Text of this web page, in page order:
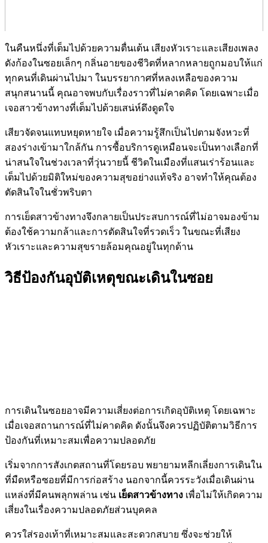
ในคืนหนึ่งที่เต็มไปด้วยความตื่นเต้น เสียงหัวเราะและเสียงเพลง
ดังก้องในซอยเล็กๆ กลิ่นอายของชีวิตที่หลากหลายถูกมอบให้แก่
ทุกคนที่เดินผ่านไปมา ในบรรยากาศที่หลงเหลือของความ
สนุกสนานนี้ คุณอาจพบกับเรื่องราวที่ไม่คาดคิด โดยเฉพาะเมื่อ
เจอสาวข้างทางที่เต็มไปด้วยเสน่ห์ดึงดูดใจ
เสียวจัดจนแทบหยุดหายใจ เมื่อความรู้สึกเป็นไปตามจังหวะที่
สองร่างเข้ามาใกล้กัน การซื้อบริการดูเหมือนจะเป็นทางเลือกที่
น่าสนใจในช่วงเวลาที่วุ่นวายนี้ ชีวิตในเมืองที่แสนเร่าร้อนและ
เต็มไปด้วยมิติใหม่ของความสุขอย่างแท้จริง อาจทำให้คุณต้อง
ตัดสินใจในชั่วพริบตา
การเย็ดสาวข้างทางจึงกลายเป็นประสบการณ์ที่ไม่อาจมองข้าม
ต้องใช้ความกล้าและการตัดสินใจที่รวดเร็ว ในขณะที่เสียง
หัวเราะและความสุขรายล้อมคุณอยู่ในทุกด้าน
วิธีป้องกันอุบัติเหตุขณะเดินในซอย
การเดินในซอยอาจมีความเสี่ยงต่อการเกิดอุบัติเหตุ โดยเฉพาะ
เมื่อเจอสถานการณ์ที่ไม่คาดคิด ดังนั้นจึงควรปฏิบัติตามวิธีการ
ป้องกันที่เหมาะสมเพื่อความปลอดภัย
เริ่มจากการสังเกตสถานที่โดยรอบ พยายามหลีกเลี่ยงการเดินใน
ที่มืดหรือซอยที่มีการก่อสร้าง นอกจากนี้ควรระวังเมื่อเดินผ่าน
แหล่งที่มีคนพลุกพล่าน เช่น เย็ดสาวข้างทาง เพื่อไม่ให้เกิดความ
เสี่ยงในเรื่องความปลอดภัยส่วนบุคคล
ควรใส่รองเท้าที่เหมาะสมและสะดวกสบาย ซึ่งจะช่วยให้